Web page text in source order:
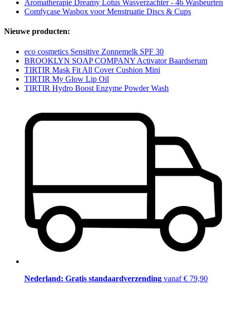
Aromatherapie Dreamy Lotus Wasverzachter - 46 Wasbeurten
Comfycase Wasbox voor Menstruatie Discs & Cups
Nieuwe producten:
eco cosmetics Sensitive Zonnemelk SPF 30
BROOKLYN SOAP COMPANY Activator Baardserum
TIRTIR Mask Fit All Cover Cushion Mini
TIRTIR My Glow Lip Oil
TIRTIR Hydro Boost Enzyme Powder Wash
Nederland: Gratis standaardverzending vanaf € 79,90